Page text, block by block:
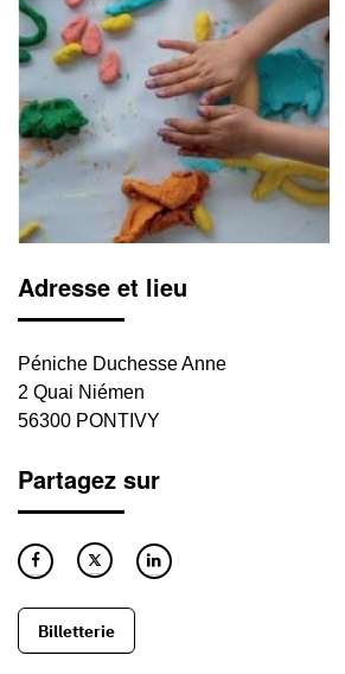
Adresse et lieu
Péniche Duchesse Anne
2 Quai Niémen
56300 PONTIVY
Partagez sur
Billetterie